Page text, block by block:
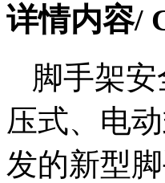
详情内容/
脚手架
压式、电
发的新型